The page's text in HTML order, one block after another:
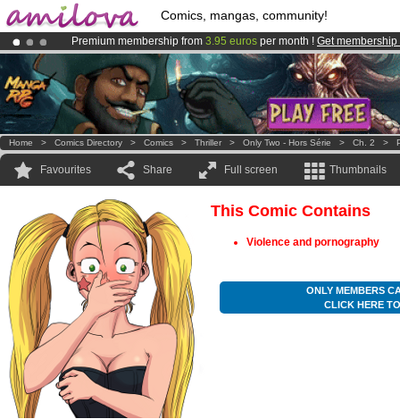
Comics, mangas, community!
Premium membership from 3.95 euros per month ! Get membership
AmilovaKickstarter is now LIVE!.
Already 100000 membersand 1000 comics & mangas!.
Home > Comics Directory > Comics > Thriller > Only Two - Hors Série > Ch. 2 >
Favourites Share Full screen Thumbnails
This Comic Contains
Violence and pornography
ONLY MEMBERS
CLICK HERE